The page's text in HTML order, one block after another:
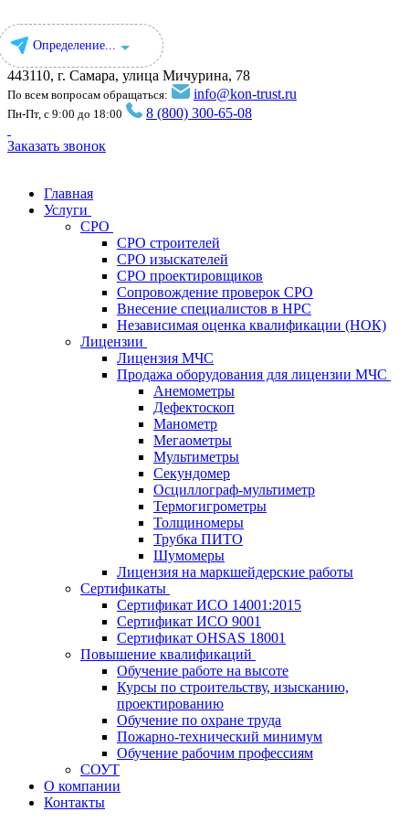
Определение...
443110, г. Самара, улица Мичурина, 78
По всем вопросам обращаться: info@kon-trust.ru
Пн-Пт, с 9:00 до 18:00 8 (800) 300-65-08
Заказать звонок
Главная
Услуги
СРО
СРО строителей
СРО изыскателей
СРО проектировщиков
Сопровождение проверок СРО
Внесение специалистов в НРС
Независимая оценка квалификации (НОК)
Лицензии
Лицензия МЧС
Продажа оборудования для лицензии МЧС
Анемометры
Дефектоскоп
Манометр
Мегаометры
Мультиметры
Секундомер
Осциллограф-мультиметр
Термогигрометры
Толщиномеры
Трубка ПИТО
Шумомеры
Лицензия на маркшейдерские работы
Сертификаты
Сертификат ИСО 14001:2015
Сертификат ИСО 9001
Сертификат OHSAS 18001
Повышение квалификаций
Обучение работе на высоте
Курсы по строительству, изысканию,
проектированию
Обучение по охране труда
Пожарно-технический минимум
Обучение рабочим профессиям
СОУТ
О компании
Контакты